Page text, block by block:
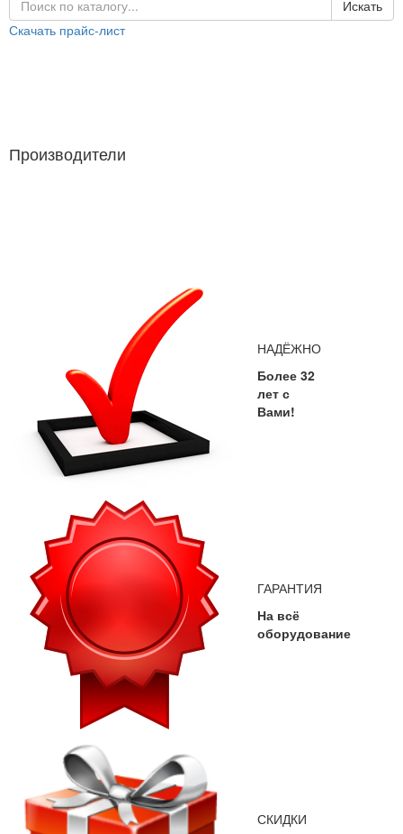
Искать
Скачать прайс-лист
Производители
НАДЁЖНО
Более 32
лет с
Вами!
ГАРАНТИЯ
На всё
оборудование
СКИДКИ